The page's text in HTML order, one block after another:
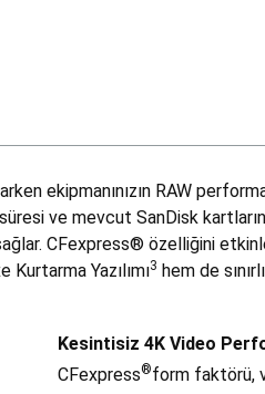
ekipmanınızın RAW
ve mevcut SanDisk
CFexpress® özelliğini
Yazılımı3 hem de
Kesintisiz 4K Video
CFexpress®form faktörü,